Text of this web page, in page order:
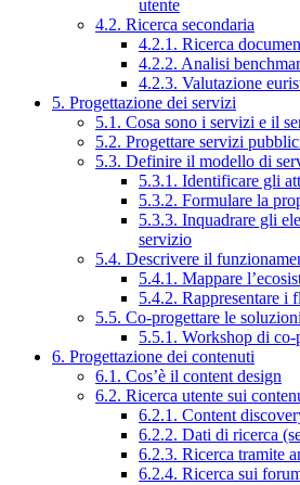
utente
4.2. Ricerca secondaria
4.2.1. Ricerca
4.2.2. Analisi
4.2.3. Valutazione
5. Progettazione dei servizi
5.1. Cosa sono i servizi e il
5.2. Progettare servizi
5.3. Definire il modello di
5.3.1. Identificare gli
5.3.2. Formulare la
5.3.3. Inquadrare gli
servizio
5.4. Descrivere il
5.4.1. Mappare
5.4.2. Rappresentare i
5.5. Co-progettare le soluzioni
5.5.1. Workshop di co-
6. Progettazione dei contenuti
6.1. Cos’è il content design
6.2. Ricerca utente sui
6.2.1. Content
6.2.2. Dati di ricerca
6.2.3. Ricerca tramite
6.2.4. Ricerca sui